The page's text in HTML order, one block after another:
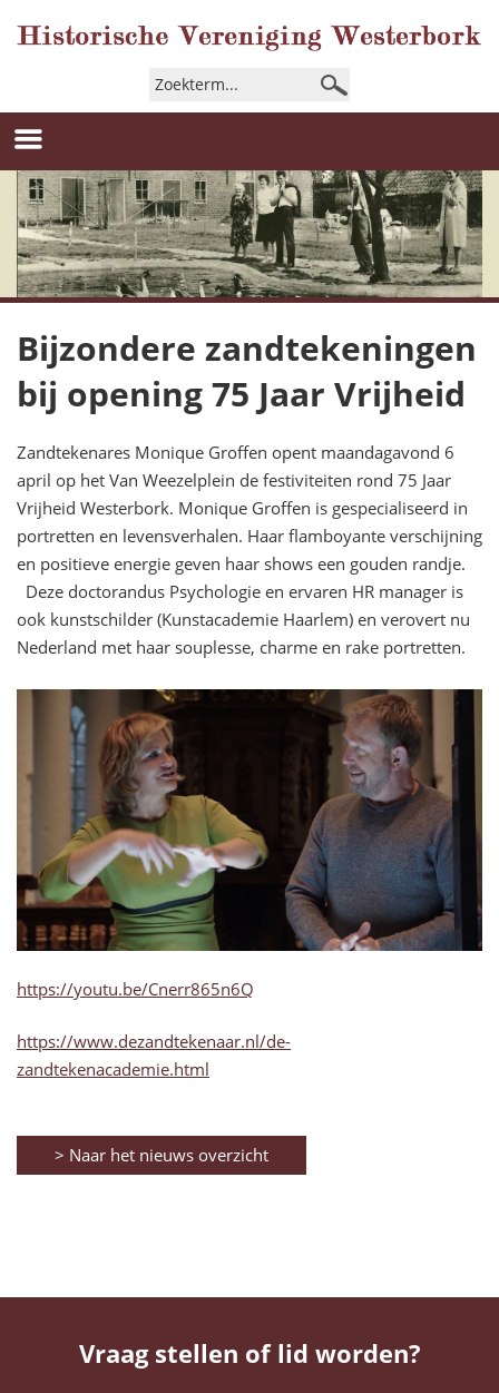
Bijzondere zandtekeningen
bij opening 75 Jaar Vrijheid
Zandtekenares Monique Groffen opent maandagavond 6
april op het Van Weezelplein de festiviteiten rond 75 Jaar
Vrijheid Westerbork. Monique Groffen is gespecialiseerd in
portretten en levensverhalen. Haar flamboyante verschijning
en positieve energie geven haar shows een gouden randje.
Deze doctorandus Psychologie en ervaren HR manager is
ook kunstschilder (Kunstacademie Haarlem) en verovert nu
Nederland met haar souplesse, charme en rake portretten.
https://youtu.be/Cnerr865n6Q
https://www.dezandtekenaar.nl/de-
zandtekenacademie.html
> Naar het nieuws overzicht
Vraag stellen of lid worden?